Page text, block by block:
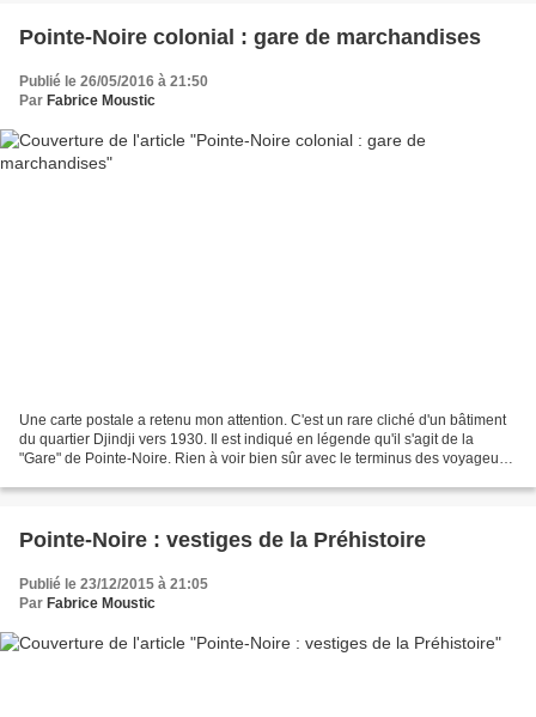
Pointe-Noire colonial : gare de marchandises
Publié le 26/05/2016 à 21:50
Par Fabrice Moustic
Une carte postale a retenu mon attention. C'est un rare cliché d'un bâtiment
du quartier Djindji vers 1930. Il est indiqué en légende qu'il s'agit de la
"Gare" de Pointe-Noire. Rien à voir bien sûr avec le terminus des voyageurs
Pointe-Noire : vestiges de la Préhistoire
Publié le 23/12/2015 à 21:05
Par Fabrice Moustic